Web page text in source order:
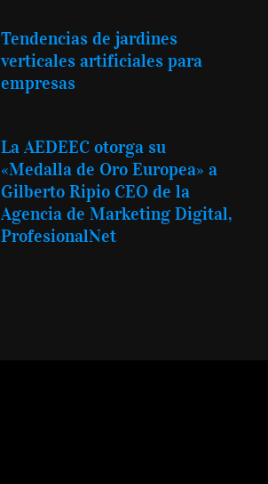
Tendencias de jardines
verticales artificiales para
empresas
La AEDEEC otorga su
«Medalla de Oro Europea» a
Gilberto Ripio CEO de la
Agencia de Marketing Digital,
ProfesionalNet